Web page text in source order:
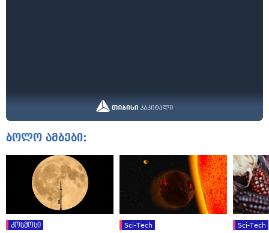
ბოლო ამბები:
კოსმოსი Sci-Tech Sci-Tech